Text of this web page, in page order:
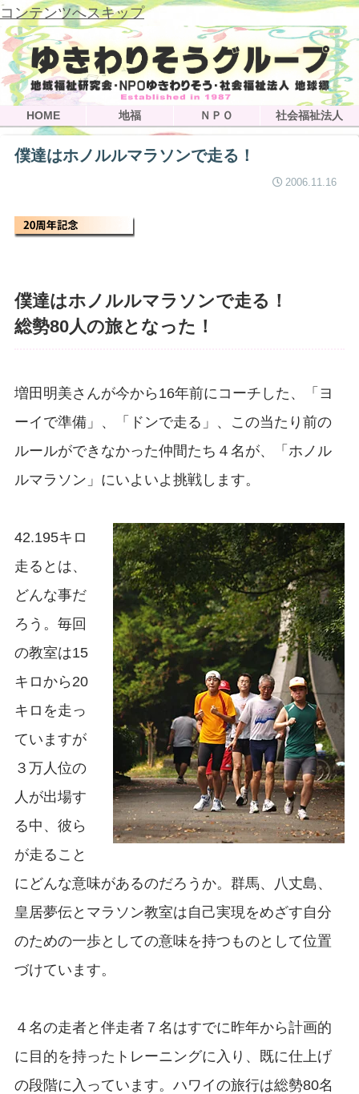
コンテンツへスキップ
HOME 地福 ＮＰＯ 社会福祉法人
僕達はホノルルマラソンで走る！
2006.11.16
僕達はホノルルマラソンで走る！
総勢80人の旅となった！
増田明美さんが今から16年前にコーチした、「ヨ
ーイで準備」、「ドンで走る」、この当たり前の
ルールができなかった仲間たち４名が、「ホノル
ルマラソン」にいよいよ挑戦します。
42.195キロ
走るとは、
どんな事だ
ろう。毎回
の教室は15
キロから20
キロを走っ
ていますが
３万人位の
人が出場す
る中、彼ら
が走ること
にどんな意味があるのだろうか。群馬、八丈島、
皇居夢伝とマラソン教室は自己実現をめざす自分
のための一歩としての意味を持つものとして位置
づけています。
４名の走者と伴走者７名はすでに昨年から計画的
に目的を持ったトレーニングに入り、既に仕上げ
の段階に入っています。ハワイの旅行は総勢80名